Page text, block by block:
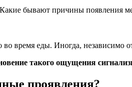
во время еды. Иногда,
такого ощущения
проявления?